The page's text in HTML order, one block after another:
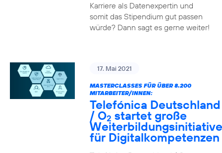
Karriere als Datenexpertin und
somit das Stipendium gut passen
würde? Dann sagt es gerne weiter!
17. Mai 2021
MASTERCLASSES FÜR ÜBER 8.200
MITARBEITER/INNEN:
Telefónica Deutschland
/ O2 startet große
Weiterbildungsinitiative
für Digitalkompetenzen